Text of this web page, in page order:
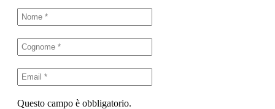
Questo campo è obbligatorio.